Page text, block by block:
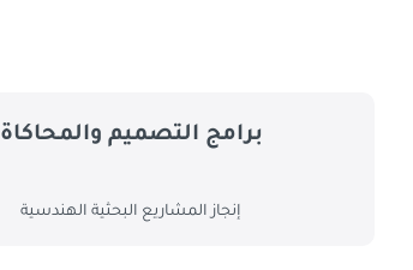
برامج التصميم والمحاكاة
إنجاز المشاريع البحثية الهندسية